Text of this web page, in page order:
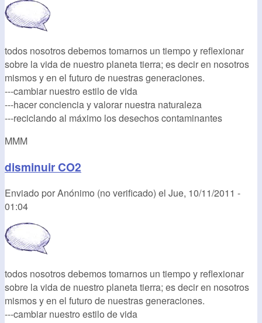
todos nosotros debemos tomarnos un tiempo y reflexionar
sobre la vida de nuestro planeta tierra; es decir en nosotros
mismos y en el futuro de nuestras generaciones.
---cambiar nuestro estilo de vida
---hacer conciencia y valorar nuestra naturaleza
---reciclando al máximo los desechos contaminantes
MMM
disminuir CO2
Enviado porAnónimo (no verificado) el Jue, 10/11/2011 -
01:04
todos nosotros debemos tomarnos un tiempo y reflexionar
sobre la vida de nuestro planeta tierra; es decir en nosotros
mismos y en el futuro de nuestras generaciones.
---cambiar nuestro estilo de vida